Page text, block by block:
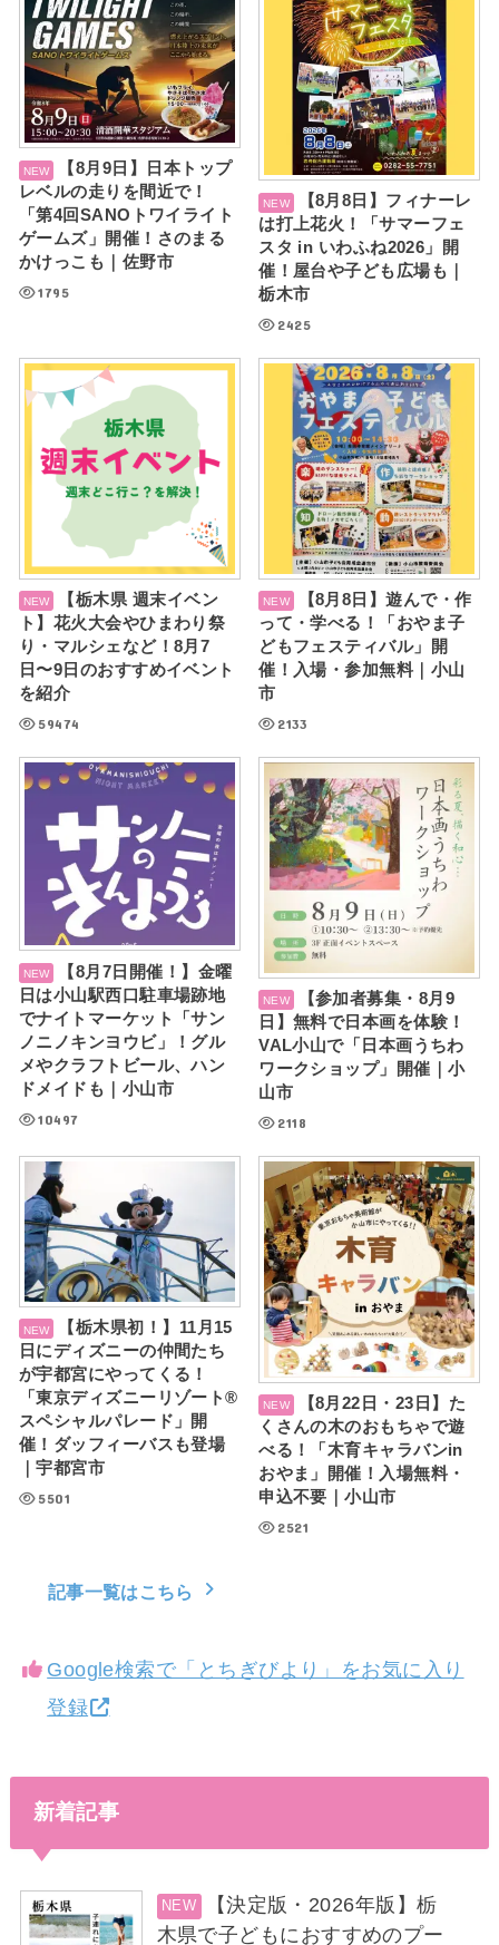
【8月9日】日本トップ
レベルの走りを間近で！
「第4回SANOトワイライト
ゲームズ」開催！さのまる
かけっこも｜佐野市
1795
【8月8日】フィナーレ
は打上花火！「サマーフェ
スタ in いわふね2026」開
催！屋台や子ども広場も｜
栃木市
2425
【栃木県 週末イベン
ト】花火大会やひまわり祭
り・マルシェなど！8月7
日〜9日のおすすめイベント
を紹介
59474
【8月8日】遊んで・作
って・学べる！「おやま子
どもフェスティバル」開
催！入場・参加無料｜小山
市
2133
【8月7日開催！】金曜
日は小山駅西口駐車場跡地
でナイトマーケット「サン
ノニノキンヨウビ」！グル
メやクラフトビール、ハン
ドメイドも｜小山市
10497
【参加者募集・8月9
日】無料で日本画を体験！
VAL小山で「日本画うちわ
ワークショップ」開催｜小
山市
2118
【栃木県初！】11月15
日にディズニーの仲間たち
が宇都宮にやってくる！
「東京ディズニーリゾート®
スペシャルパレード」開
催！ダッフィーバスも登場
｜宇都宮市
5501
【8月22日・23日】た
くさんの木のおもちゃで遊
べる！「木育キャラバンin
おやま」開催！入場無料・
申込不要｜小山市
2521
記事一覧はこちら
Google検索で「とちぎびより」をお気に入り
登録
新着記事
【決定版・2026年版】栃
木県で子どもにおすすめのプー